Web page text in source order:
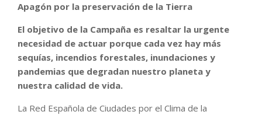
Apagón por la preservación de la Tierra
El objetivo de la Campaña es resaltar la urgente
necesidad de actuar porque cada vez hay más
sequías, incendios forestales, inundaciones y
pandemias que degradan nuestro planeta y
nuestra calidad de vida.
La Red Española de Ciudades por el Clima de la